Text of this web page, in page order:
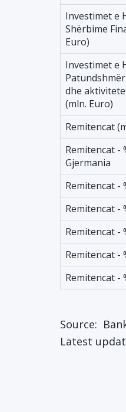
Investimet e
Shërbime
Euro)
Investimet e
dhe
(mln. Euro)
Remitencat
Remitencat -
Gjermania
Remitencat -
Remitencat -
Remitencat -
Remitencat -
Remitencat -
Source:
Latest